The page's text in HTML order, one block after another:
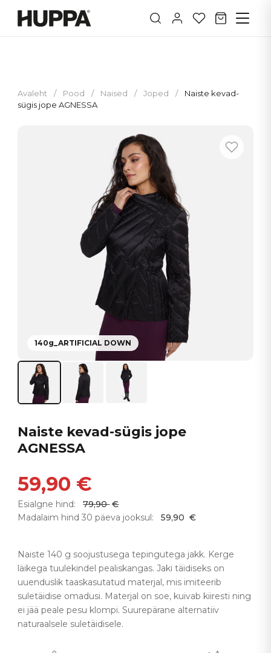
Avaleht / Pood / Naised / Joped /
Naiste kevad-
sügis jope AGNESSA
140g_ARTIFICIAL DOWN
Naiste kevad-sügis jope
AGNESSA
59,90 €
Esialgne hind: 79,90 €
Madalaim hind 30 päeva jooksul:
59,90 €
Naiste 140 g soojustusega tepingutega jakk. Kerge
läikega tuulekindel pealiskangas. Jaki täidiseks on
uuenduslik taaskasutatud materjal, mis imiteerib
suletäidise omadusi. Materjal on soe, kuivab kiiresti ning
ei jää peale pesu klompi. Suurepärane alternatiiv
naturaalsele suletäidisele.